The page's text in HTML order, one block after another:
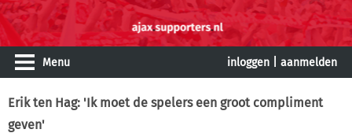
Menu inloggen aanmelden
Erik ten Hag: 'Ik moet de spelers een groot compliment
geven'